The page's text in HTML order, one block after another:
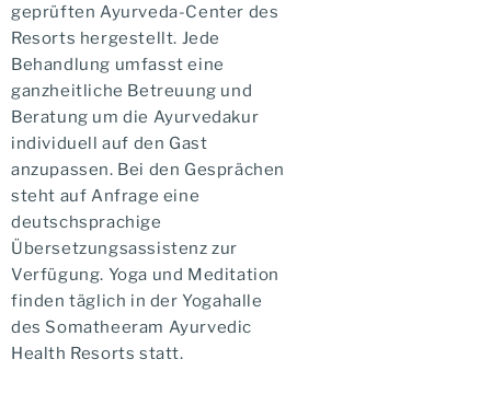
geprüften Ayurveda-Center des
Resorts hergestellt. Jede
Behandlung umfasst eine
ganzheitliche Betreuung und
Beratung um die Ayurvedakur
individuell auf den Gast
anzupassen. Bei den Gesprächen
steht auf Anfrage eine
deutschsprachige
Übersetzungsassistenz zur
Verfügung. Yoga und Meditation
finden täglich in der Yogahalle
des Somatheeram Ayurvedic
Health Resorts statt.